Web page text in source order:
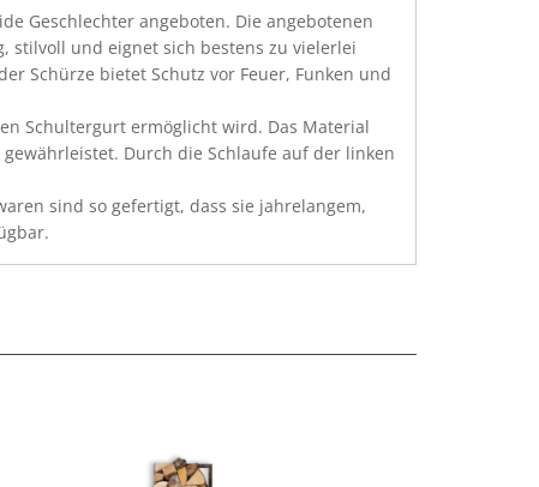
Geschlechter angeboten. Die angebotenen
stilvoll und eignet sich bestens zu vielerlei
Schürze bietet Schutz vor Feuer, Funken und
Schultergurt ermöglicht wird. Das Material
Durch die Schlaufe auf der linken
sind so gefertigt, dass sie jahrelangem,